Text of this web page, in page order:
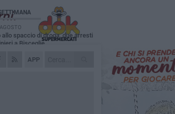
APP
allo spaccio di droga, due arresti
a Bisceglie
LUGLIO
con la Pastasciutta